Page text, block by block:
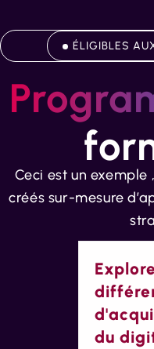
ÉLIGIBLES
Ceci est un
créés sur-mesure
du